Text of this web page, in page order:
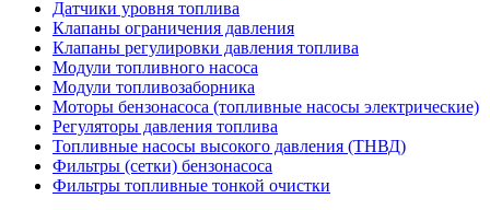
Датчики уровня топлива
Клапаны ограничения давления
Клапаны регулировки давления топлива
Модули топливного насоса
Модули топливозаборника
Моторы бензонасоса (топливные насосы электрические)
Регуляторы давления топлива
Топливные насосы высокого давления (ТНВД)
Фильтры (сетки) бензонасоса
Фильтры топливные тонкой очистки